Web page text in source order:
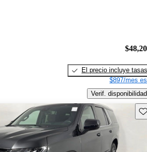
El precio incluye tasas
$897/mes
Verif. disponibilidad